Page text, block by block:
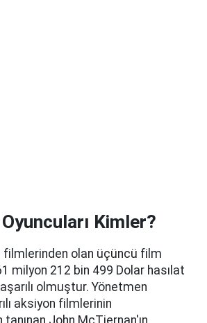
Kimler?
filmlerinden olan üçüncü film
milyon 212 bin 499 Dolar hasılat
olmuştur. Yönetmen
aksiyon filmlerinin
John McTiernan'ın